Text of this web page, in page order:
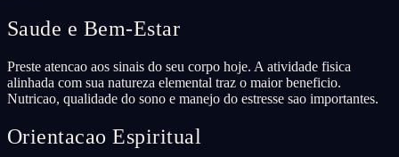
Saude e Bem-Estar
Preste atencao aos sinais do seu corpo hoje. A atividade fisica
alinhada com sua natureza elemental traz o maior beneficio.
Nutricao, qualidade do sono e manejo do estresse sao importantes.
Orientacao Espiritual